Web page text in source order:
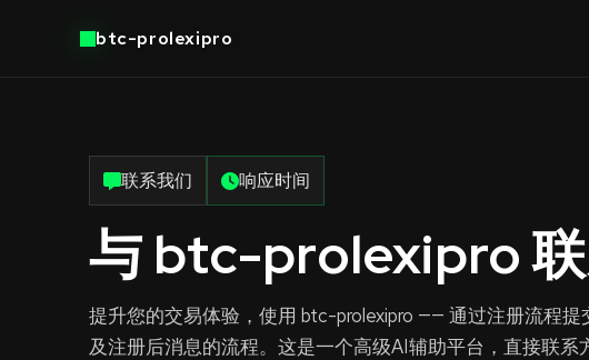
btc-prolexipro
联系我们 响应时间
与 btc-prolexipro
提升您的交易体验，使用 btc-prolexipro —— 通过注册流程
及注册后消息的流程。这是一个高级AI辅助平台，直接联系